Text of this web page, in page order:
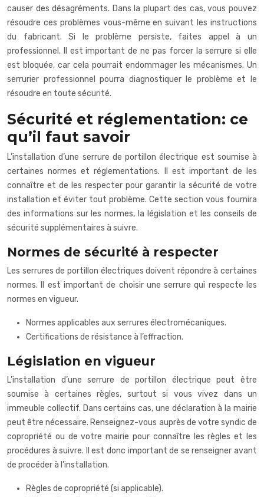
causer des désagréments. Dans la plupart des cas, vous pouvez
résoudre ces problèmes vous-même en suivant les instructions
du fabricant. Si le problème persiste, faites appel à un
professionnel. Il est important de ne pas forcer la serrure si elle
est bloquée, car cela pourrait endommager les mécanismes. Un
serrurier professionnel pourra diagnostiquer le problème et le
résoudre en toute sécurité.
Sécurité et réglementation: ce
qu’il faut savoir
L’installation d’une serrure de portillon électrique est soumise à
certaines normes et réglementations. Il est important de les
connaître et de les respecter pour garantir la sécurité de votre
installation et éviter tout problème. Cette section vous fournira
des informations sur les normes, la législation et les conseils de
sécurité supplémentaires à suivre.
Normes de sécurité à respecter
Les serrures de portillon électriques doivent répondre à certaines
normes. Il est important de choisir une serrure qui respecte les
normes en vigueur.
Normes applicables aux serrures électromécaniques.
Certifications de résistance à l’effraction.
Législation en vigueur
L’installation d’une serrure de portillon électrique peut être
soumise à certaines règles, surtout si vous vivez dans un
immeuble collectif. Dans certains cas, une déclaration à la mairie
peut être nécessaire. Renseignez-vous auprès de votre syndic de
copropriété ou de votre mairie pour connaître les règles et les
procédures à suivre. Il est donc important de se renseigner avant
de procéder à l’installation.
Règles de copropriété (si applicable).